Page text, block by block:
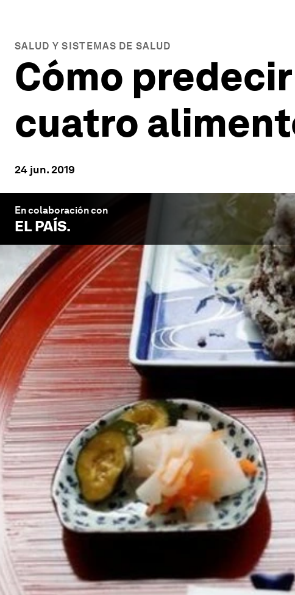
SALUD Y SISTEMAS DE SALUD
Cómo
cuatro
24 jun. 2019
En colaboración con
EL PAÍS.